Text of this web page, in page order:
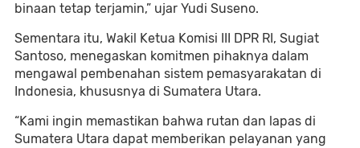
binaan tetap terjamin,” ujar Yudi Suseno.
Sementara itu, Wakil Ketua Komisi III DPR RI, Sugiat
Santoso, menegaskan komitmen pihaknya dalam
mengawal pembenahan sistem pemasyarakatan di
Indonesia, khususnya di Sumatera Utara.
“Kami ingin memastikan bahwa rutan dan lapas di
Sumatera Utara dapat memberikan pelayanan yang